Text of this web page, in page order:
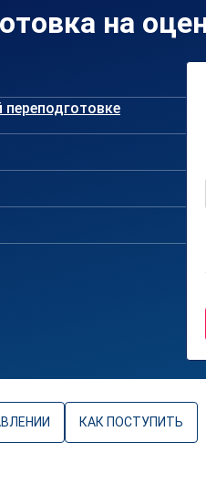
на
КАК ПОСТУПИТЬ